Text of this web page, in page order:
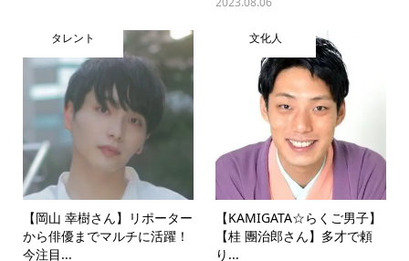
タレント
【岡山 幸樹さん】リポーター
から俳優までマルチに活躍！
今注目...
文化人
【KAMIGATA☆らくご男子】
【桂 團治郎さん】多才で頼
り...